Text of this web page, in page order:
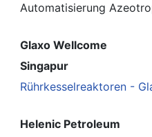
Automatisierung
Glaxo Wellcome
Singapur
Rührkesselreaktoren -
Helenic Petroleum